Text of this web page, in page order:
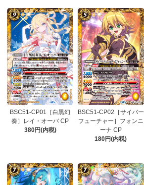
BSC51-CP01［白黒幻
奏］レイ・オーバ CP
380円(内税)
BSC51-CP02［サイバー
フューチャー］フォンニ
ーナ CP
180円(内税)